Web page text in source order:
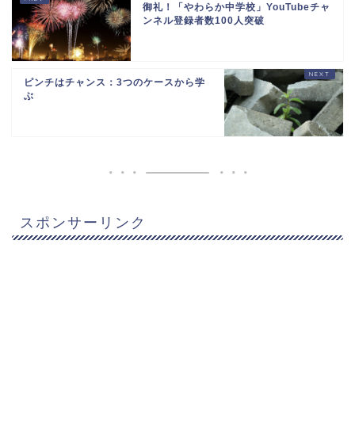
御礼！「やわらか中学校」YouTubeチャ
ンネル登録者数100人突破
ピンチはチャンス：3つのケースから学
ぶ
スポンサーリンク